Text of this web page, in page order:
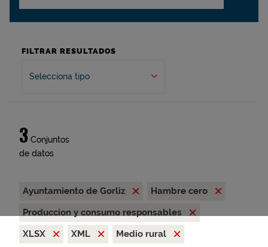
FILTRAR RESULTADOS
Selecciona tipo
3 Conjuntos
de datos
Ayuntamiento de Gorliz
Hambre cero
Produccion y consumo responsables
XLSX
XML
Medio rural